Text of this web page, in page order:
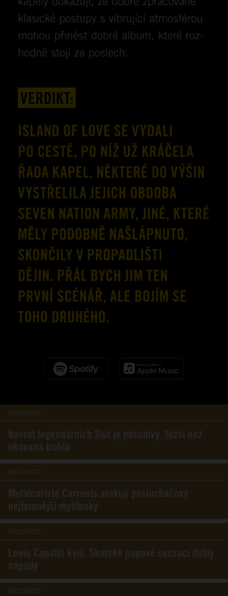
RECENZE
Návrat legendárních Slut je působivý. Těžší než
okovaná truhla
RECENZE
Metalcoristé Currents atakují posluchačovy
nejtemnější myšlenky
RECENZE
Lewis Capaldi kvílí. Skotské popové senzaci došly
nápady
RECENZE